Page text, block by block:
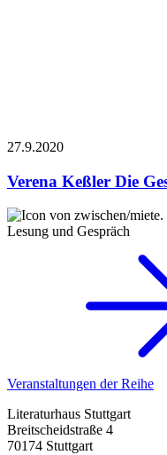
27.9.2020
Verena Keßler Die
Lesung und Gespräch
Veranstaltungen der Reihe
Literaturhaus Stuttgart
Breitscheidstraße 4
70174 Stuttgart